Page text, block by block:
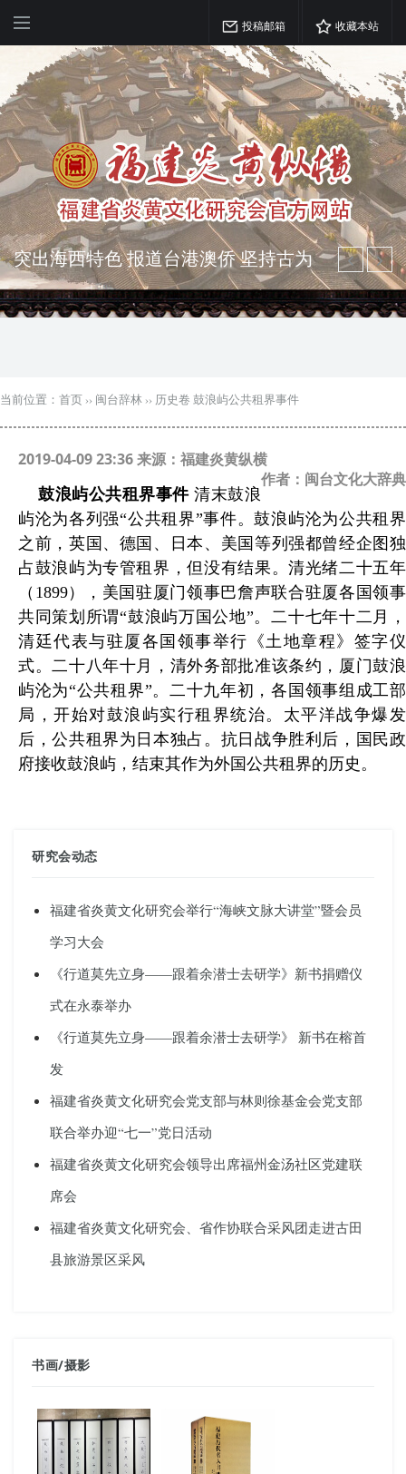
投稿邮箱 收藏本站
突出海西特色 报道台港澳侨 坚持古为
今用 力求雅俗共赏
弘扬优秀文化 振奋民族精神 介绍民族
当前位置： 首页 ›› 闽台辞林 ›› 历史卷 鼓浪屿公共租界事件
2019-04-09 23:36 来源：福建炎黄纵横
作者：闽台文化大辞典
鼓浪屿公共租界事件清末鼓浪
屿沦为各列强“公共租界”事件。鼓浪屿沦为公共租界
之前，英国、德国、日本、美国等列强都曾经企图独
占鼓浪屿为专管租界，但没有结果。清光绪二十五年
（1899），美国驻厦门领事巴詹声联合驻厦各国领事
共同策划所谓“鼓浪屿万国公地”。二十七年十二月，
清廷代表与驻厦各国领事举行《土地章程》签字仪
式。二十八年十月，清外务部批准该条约，厦门鼓浪
屿沦为“公共租界”。二十九年初，各国领事组成工部
局，开始对鼓浪屿实行租界统治。太平洋战争爆发
后，公共租界为日本独占。抗日战争胜利后，国民政
府接收鼓浪屿，结束其作为外国公共租界的历史。
研究会动态
福建省炎黄文化研究会举行“海峡文脉大讲堂”暨会员
学习大会
《行道莫先立身——跟着余潜士去研学》新书捐赠仪
式在永泰举办
《行道莫先立身——跟着余潜士去研学》 新书在榕首
发
福建省炎黄文化研究会党支部与林则徐基金会党支部
联合举办迎“七一”党日活动
福建省炎黄文化研究会领导出席福州金汤社区党建联
席会
福建省炎黄文化研究会、省作协联合采风团走进古田
县旅游景区采风
书画/摄影